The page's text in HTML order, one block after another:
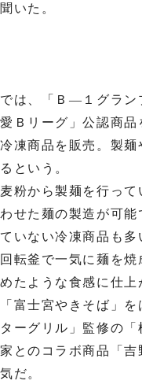
いた。
は、「Ｂ―１グラン
Ｂリーグ」公認商品
凍商品を販売。製麺
という。
粉から製麺を行って
せた麺の製造が可能
いない冷凍商品も多
転釜で一気に麺を焼
たような食感に仕上
富士宮やきそば」を
ーグリル」監修の「
とのコラボ商品「
だ。